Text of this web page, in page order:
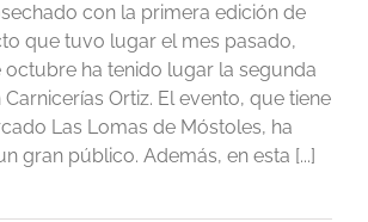
con la primera edición de
que tuvo lugar el mes pasado,
octubre ha tenido lugar la segunda
Ortiz. El evento, que tiene
Las Lomas de Móstoles, ha
gran público. Además, en esta [...]